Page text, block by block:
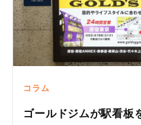
コラム
ゴールドジムが駅看板